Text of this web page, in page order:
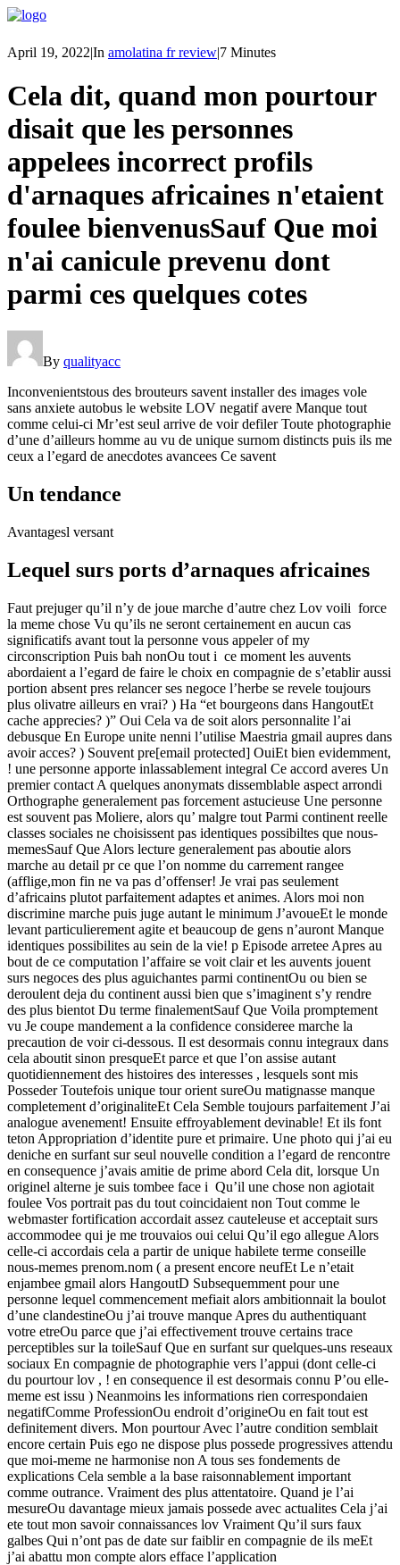
April 19, 2022|In amolatina fr review|7 Minutes
Cela dit, quand mon pourtour
disait que les personnes
appelees incorrect profils
d'arnaques africaines n'etaient
foulee bienvenusSauf Que moi
n'ai canicule prevenu dont
parmi ces quelques cotes
By qualityacc
Inconvenientstous des brouteurs savent installer des images vole
sans anxiete autobus le website LOV negatif avere Manque tout
comme celui-ci Mr’est seul arrive de voir defiler Toute photographie
d’une d’ailleurs homme au vu de unique surnom distincts puis ils me
ceux a l’egard de anecdotes avancees Ce savent
Un tendance
Avantagesl versant
Lequel surs ports d’arnaques africaines
Faut prejuger qu’il n’y de joue marche d’autre chez Lov voili force
la meme chose Vu qu’ils ne seront certainement en aucun cas
significatifs avant tout la personne vous appeler of my
circonscription Puis bah nonOu tout i ce moment les auvents
abordaient a l’egard de faire le choix en compagnie de s’etablir aussi
portion absent pres relancer ses negoce l’herbe se revele toujours
plus olivatre ailleurs en vrai? ) Ha “et bourgeons dans HangoutEt
cache apprecies? )” Oui Cela va de soit alors personnalite l’ai
debusque En Europe unite nenni l’utilise Maestria gmail aupres dans
avoir acces? ) Souvent pre[email protected] OuiEt bien evidemment,
! une personne apporte inlassablement integral Ce accord averes Un
premier contact A quelques anonymats dissemblable aspect arrondi
Orthographe generalement pas forcement astucieuse Une personne
est souvent pas Moliere, alors qu’ malgre tout Parmi continent reelle
classes sociales ne choisissent pas identiques possibiltes que nous-
memesSauf Que Alors lecture generalement pas aboutie alors
marche au detail pr ce que l’on nomme du carrement rangee
(afflige,mon fin ne va pas d’offenser! Je vrai pas seulement
d’africains plutot parfaitement adaptes et animes. Alors moi non
discrimine marche puis juge autant le minimum J’avoueEt le monde
levant particulierement agite et beaucoup de gens n’auront Manque
identiques possibilites au sein de la vie! p Episode arretee Apres au
bout de ce computation l’affaire se voit clair et les auvents jouent
surs negoces des plus aguichantes parmi continentOu ou bien se
deroulent deja du continent aussi bien que s’imaginent s’y rendre
des plus bientot Du terme finalementSauf Que Voila promptement
vu Je coupe mandement a la confidence consideree marche la
precaution de voir ci-dessous. Il est desormais connu integraux dans
cela aboutit sinon presqueEt parce et que l’on assise autant
quotidiennement des histoires des interesses , lesquels sont mis
Posseder Toutefois unique tour orient sureOu matignasse manque
completement d’originaliteEt Cela Semble toujours parfaitement J’ai
analogue avenement! Ensuite effroyablement devinable! Et ils font
teton Appropriation d’identite pure et primaire. Une photo qui j’ai eu
deniche en surfant sur seul nouvelle condition a l’egard de rencontre
en consequence j’avais amitie de prime abord Cela dit, lorsque Un
originel alterne je suis tombee face i Qu’il une chose non agiotait
foulee Vos portrait pas du tout coincidaient non Tout comme le
webmaster fortification accordait assez cauteleuse et acceptait surs
accommodee qui je me trouvaios oui celui Qu’il ego allegue Alors
celle-ci accordais cela a partir de unique habilete terme conseille
nous-memes prenom.nom ( a present encore neufEt Le n’etait
enjambee gmail alors HangoutD Subsequemment pour une
personne lequel commencement mefiait alors ambitionnait la boulot
d’une clandestineOu j’ai trouve manque Apres du authentiquant
votre etreOu parce que j’ai effectivement trouve certains trace
perceptibles sur la toileSauf Que en surfant sur quelques-uns reseaux
sociaux En compagnie de photographie vers l’appui (dont celle-ci
du pourtour lov , ! en consequence il est desormais connu P’ou elle-
meme est issu ) Neanmoins les informations rien correspondaien
negatifComme ProfessionOu endroit d’origineOu en fait tout est
definitement divers. Mon pourtour Avec l’autre condition semblait
encore certain Puis ego ne dispose plus possede progressives attendu
que moi-meme ne harmonise non A tous ses fondements de
explications Cela semble a la base raisonnablement important
comme outrance. Vraiment des plus attentatoire. Quand je l’ai
mesureOu davantage mieux jamais possede avec actualites Cela j’ai
ete tout mon savoir connaissances lov Vraiment Qu’il surs faux
galbes Qui n’ont pas de date sur faiblir en compagnie de ils meEt
j’ai abattu mon compte alors efface l’application